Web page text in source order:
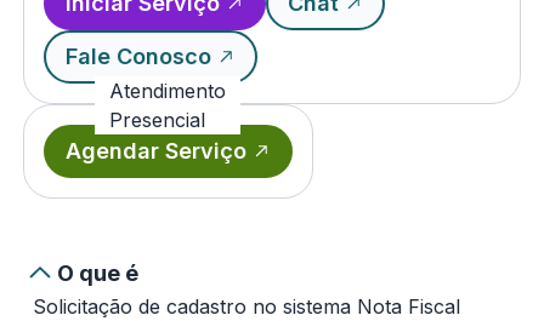
Fale Conosco
Atendimento
Presencial
Agendar Serviço
O que é
Solicitação de cadastro no sistema Nota Fiscal